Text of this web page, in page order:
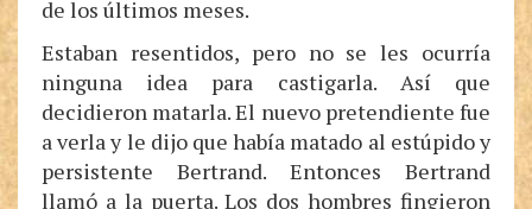
de los últimos meses.
Estaban resentidos, pero no se les ocurría
ninguna idea para castigarla. Así que
decidieron matarla. El nuevo pretendiente fue
a verla y le dijo que había matado al estúpido y
persistente Bertrand. Entonces Bertrand
llamó a la puerta. Los dos hombres fingieron